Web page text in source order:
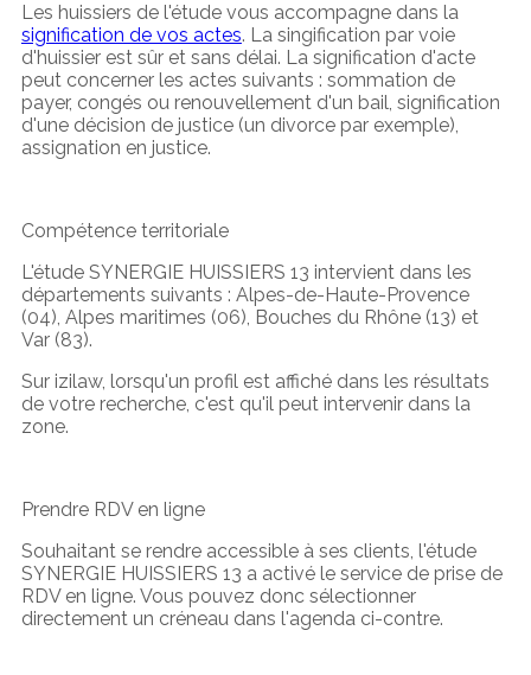
Les huissiers de l'étude vous accompagne dans la
signification de vos actes. La singification par voie
d'huissier est sûr et sans délai. La signification d'acte
peut concerner les actes suivants : sommation de
payer, congés ou renouvellement d'un bail, signification
d'une décision de justice (un divorce par exemple),
assignation en justice.
Compétence territoriale
L'étude SYNERGIE HUISSIERS 13 intervient dans les
départements suivants : Alpes-de-Haute-Provence
(04), Alpes maritimes (06), Bouches du Rhône (13) et
Var (83).
Sur izilaw, lorsqu'un profil est affiché dans les résultats
de votre recherche, c'est qu'il peut intervenir dans la
zone.
Prendre RDV en ligne
Souhaitant se rendre accessible à ses clients, l'étude
SYNERGIE HUISSIERS 13 a activé le service de prise de
RDV en ligne. Vous pouvez donc sélectionner
directement un créneau dans l'agenda ci-contre.